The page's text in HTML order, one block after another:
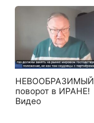
НЕВООБРАЗИМЫЙ
поворот в ИРАНЕ!
Видео